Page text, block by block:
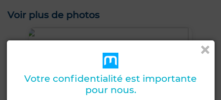
Voir plus de photos
Votre confidentialité est importante
pour nous.